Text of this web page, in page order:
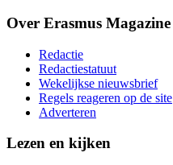
Over Erasmus Magazine
Redactie
Redactiestatuut
Wekelijkse nieuwsbrief
Regels reageren op de site
Adverteren
Lezen en kijken